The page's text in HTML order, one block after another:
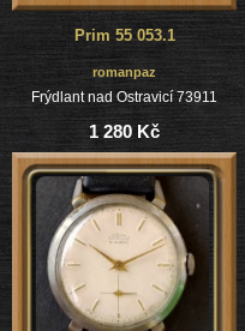
Prim 55 053.1
romanpaz
Frýdlant nad Ostravicí 73911
1 280 Kč